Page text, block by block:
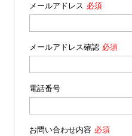
メールアドレス
メールアドレス確認
電話番号
お問い合わせ内容